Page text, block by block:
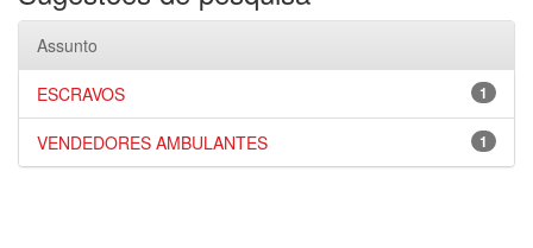
Assunto
1
ESCRAVOS
1
VENDEDORES AMBULANTES